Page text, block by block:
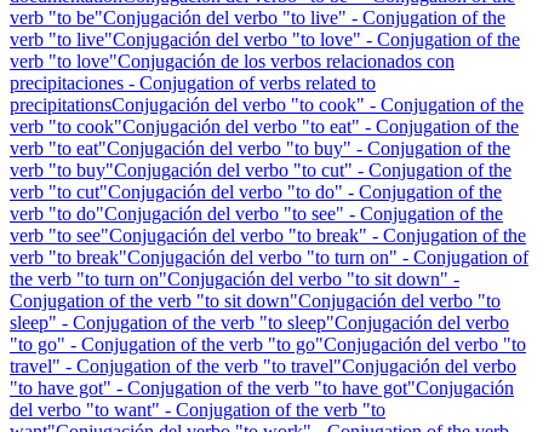
verb "to be"Conjugación del verbo "to live" - Conjugation of the
verb "to live"Conjugación del verbo "to love" - Conjugation of the
verb "to love"Conjugación de los verbos relacionados con
precipitaciones - Conjugation of verbs related to
precipitationsConjugación del verbo "to cook" - Conjugation of the
verb "to cook"Conjugación del verbo "to eat" - Conjugation of the
verb "to eat"Conjugación del verbo "to buy" - Conjugation of the
verb "to buy"Conjugación del verbo "to cut" - Conjugation of the
verb "to cut"Conjugación del verbo "to do" - Conjugation of the
verb "to do"Conjugación del verbo "to see" - Conjugation of the
verb "to see"Conjugación del verbo "to break" - Conjugation of the
verb "to break"Conjugación del verbo "to turn on" - Conjugation of
the verb "to turn on"Conjugación del verbo "to sit down" -
Conjugation of the verb "to sit down"Conjugación del verbo "to
sleep" - Conjugation of the verb "to sleep"Conjugación del verbo
"to go" - Conjugation of the verb "to go"Conjugación del verbo "to
travel" - Conjugation of the verb "to travel"Conjugación del verbo
"to have got" - Conjugation of the verb "to have got"Conjugación
del verbo "to want" - Conjugation of the verb "to